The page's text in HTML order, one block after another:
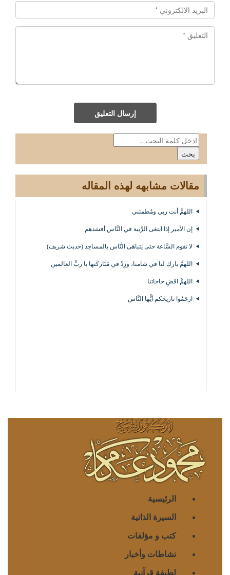
إرسال التعليق
مقالات مشابهه لهذه المقاله
اللهمَّ أنت ربي ومُطمئني
إن الأمير إذا ابتغى الرِّيبة في النَّاس أفسَدهم
لا تقوم السَّاعة حتى يَتباهَى النَّاس بالمساجد (حديث شريف)
اللهمَّ بارك لنا في شامنا، وزِدْ في مُبَاركَتها يا ربَّ العالمين
اللهمَّ اقضِ حاجاتنا
ارحَمُوا تاريخَكم أيُّها النَّاس
الرئيسية
السيرة الذاتية
كتب و مؤلفات
نشاطات وأخبار
لطيفة قرآنية